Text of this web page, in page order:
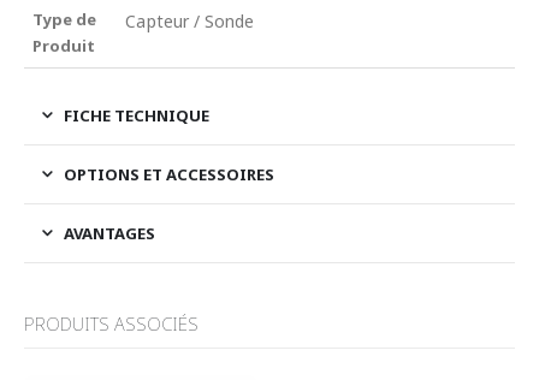
Type de
Produit
Capteur / Sonde
FICHE TECHNIQUE
OPTIONS ET ACCESSOIRES
AVANTAGES
PRODUITS ASSOCIÉS